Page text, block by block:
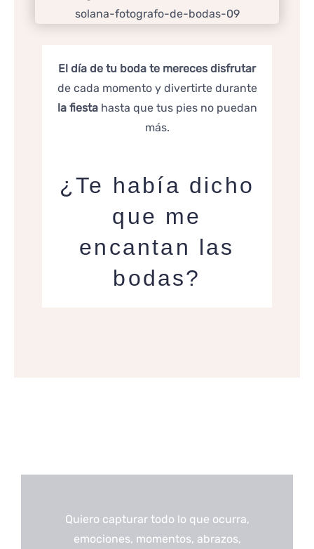
El día de tu boda te mereces disfrutar
de cada momento y divertirte durante
la fiestahasta que tus pies no puedan
más.
¿Te había dicho
que me
encantan las
bodas?
Quiero capturar todo lo que ocurra,
emociones, momentos, abrazos,